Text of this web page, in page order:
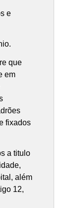
e
que
em
fixados
a titulo
além
12,